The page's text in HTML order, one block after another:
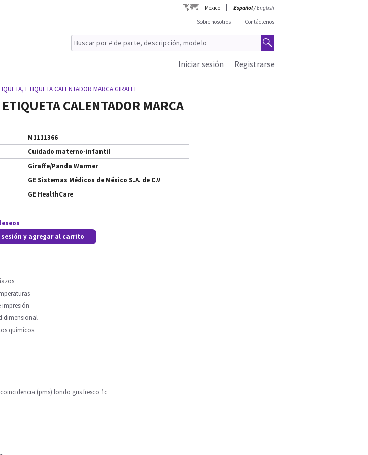
Mexico Español/English
Sobre nosotros
Contáctenos
Registrarse
Iniciar sesión
ETIQUETA CALENTADOR MARCA GIRAFFE
CALENTADOR MARCA
M1111366
Cuidado materno-infantil
Giraffe/Panda Warmer
GE Sistemas Médicos de México S.A. de C.V
GE HealthCare
y agregar al carrito
impresión
dimensional
químicos.
(pms) fondo gris fresco 1c